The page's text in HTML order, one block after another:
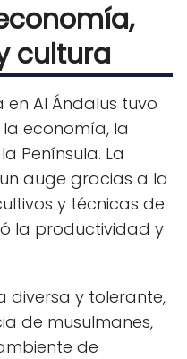
cultura
Al Ándalus tuvo
economía, la
Península. La
auge gracias a la
y técnicas de
la productividad y
diversa y tolerante,
de musulmanes,
de